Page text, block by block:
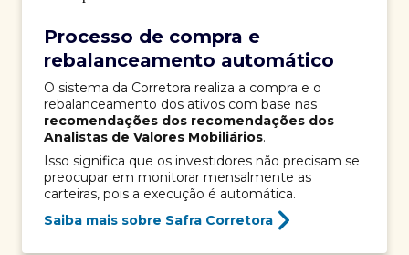
Processo de compra e
rebalanceamento automático
O sistema da Corretora realiza a compra e o
rebalanceamento dos ativos com base nas
recomendações dos recomendações dos
Analistas de Valores Mobiliários.
Isso significa que os investidores não precisam se
preocupar em monitorar mensalmente as
carteiras, pois a execução é automática.
Saiba mais sobre Safra Corretora